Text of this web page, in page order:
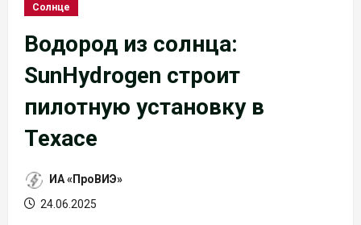
Солнце
Водород из солнца:
SunHydrogen строит
пилотную установку в
Техасе
ИА «ПроВИЭ»
24.06.2025